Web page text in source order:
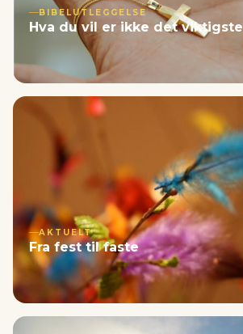
BIBELUTLEGGELSE
Hva du vil er ikke det viktigste
AKTUELT
Fra fest til faste